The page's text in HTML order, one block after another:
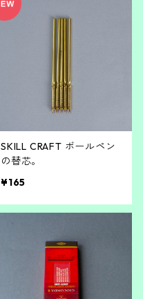
SKILL CRAFT ボールペン
の替芯。
¥165